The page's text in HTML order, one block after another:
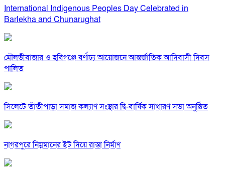
International Indigenous Peoples Day Celebrated in
Barlekha and Chunarughat
মৌলভীবাজার ও হবিগঞ্জে বর্ণাঢ্য আয়োজনে আন্তর্জাতিক আদিবাসী দিবস
পালিত
সিলেটে তাঁতীপাড়া সমাজ কল্যাণ সংস্থার দ্বি-বার্ষিক সাধারণ সভা অনুষ্ঠিত
নাগরপুরে নিম্নমানের ইট দিয়ে রাস্তা নির্মাণ